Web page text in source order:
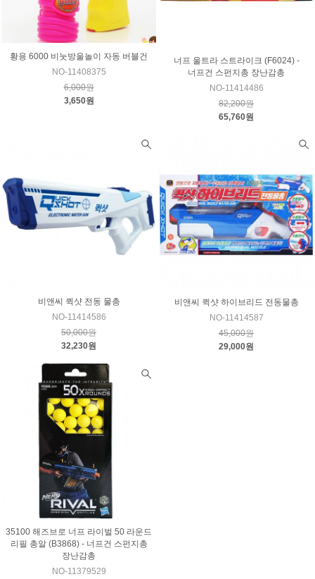
황용 6000 비눗방울놀이 자동 버블건
NO-11408375
6,000원
3,650원
너프 울트라 스트라이크 (F6024) -
너프건 스펀지총 장난감총
NO-11414486
82,200원
65,760원
비앤씨 퀵샷 전동 물총
NO-11414586
50,000원
32,230원
비앤씨 퀵샷 하이브리드 전동물총
NO-11414587
45,000원
29,000원
35100 해즈브로 너프 라이벌 50 라운드
리필 총알 (B3868) - 너프건 스펀지총
장난감총
NO-11379529